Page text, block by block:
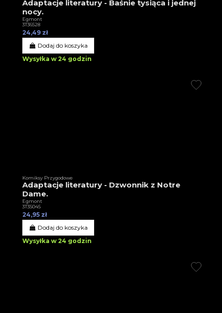
Adaptacje literatury - Baśnie tysiąca i jednej
nocy.
Egmont
3T36528
24,49 zł
Dodaj do koszyka
Wysyłka w 24 godzin
Komiksy Przygodowe
Adaptacje literatury - Dzwonnik z Notre
Dame.
Egmont
3T35045
24,95 zł
Dodaj do koszyka
Wysyłka w 24 godzin